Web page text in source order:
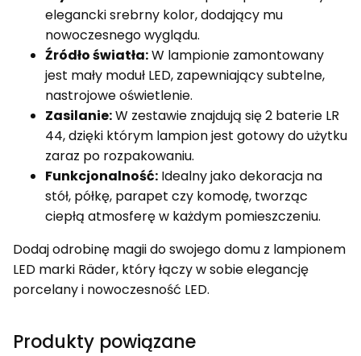
elegancki srebrny kolor, dodający mu
nowoczesnego wyglądu.
Źródło światła:W lampionie zamontowany
jest mały moduł LED, zapewniający subtelne,
nastrojowe oświetlenie.
Zasilanie:W zestawie znajdują się 2 baterie LR
44, dzięki którym lampion jest gotowy do użytku
zaraz po rozpakowaniu.
Funkcjonalność: Idealny jako dekoracja na
stół, półkę, parapet czy komodę, tworząc
ciepłą atmosferę w każdym pomieszczeniu.
Dodaj odrobinę magii do swojego domu z lampionem
LED marki Räder, który łączy w sobie elegancję
porcelany i nowoczesność LED.
Produkty powiązane